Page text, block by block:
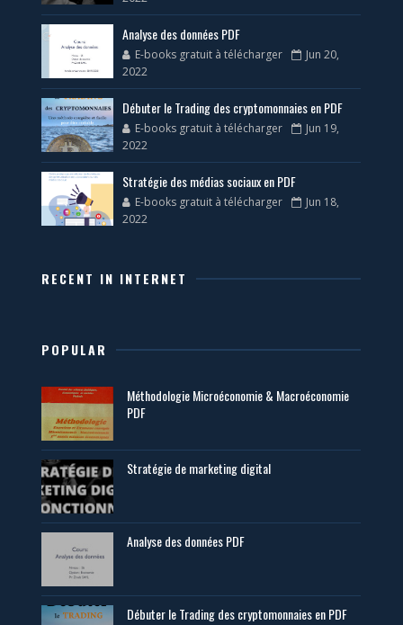
Analyse des données PDF
E-books gratuit à télécharger
Jun 20,
2022
Débuter le Trading des cryptomonnaies en PDF
E-books gratuit à télécharger
Jun 19,
2022
Stratégie des médias sociaux en PDF
E-books gratuit à télécharger
Jun 18,
2022
RECENT IN INTERNET
POPULAR
Méthodologie Microéconomie & Macroéconomie
PDF
Stratégie de marketing digital
Analyse des données PDF
Débuter le Trading des cryptomonnaies en PDF